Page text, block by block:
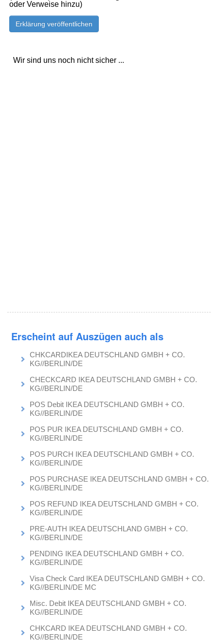
oder Verweise hinzu)
Wir sind uns noch nicht sicher ...
Erscheint auf Auszügen auch als
CHKCARDIKEA DEUTSCHLAND GMBH + CO.
KG//BERLIN/DE
CHECKCARD IKEA DEUTSCHLAND GMBH + CO.
KG//BERLIN/DE
POS Debit IKEA DEUTSCHLAND GMBH + CO.
KG//BERLIN/DE
POS PUR IKEA DEUTSCHLAND GMBH + CO.
KG//BERLIN/DE
POS PURCH IKEA DEUTSCHLAND GMBH + CO.
KG//BERLIN/DE
POS PURCHASE IKEA DEUTSCHLAND GMBH + CO.
KG//BERLIN/DE
POS REFUND IKEA DEUTSCHLAND GMBH + CO.
KG//BERLIN/DE
PRE-AUTH IKEA DEUTSCHLAND GMBH + CO.
KG//BERLIN/DE
PENDING IKEA DEUTSCHLAND GMBH + CO.
KG//BERLIN/DE
Visa Check Card IKEA DEUTSCHLAND GMBH + CO.
KG//BERLIN/DE MC
Misc. Debit IKEA DEUTSCHLAND GMBH + CO.
KG//BERLIN/DE
CHKCARD IKEA DEUTSCHLAND GMBH + CO.
KG//BERLIN/DE